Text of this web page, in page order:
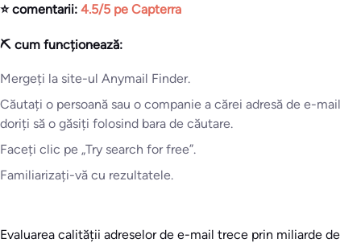
⭐ comentarii: 4.5/5 pe Capterra
⛏️ cum funcționează:
Mergeți la site-ul Anymail Finder.
Căutați o persoană sau o companie a cărei adresă de e-mail
doriți să o găsiți folosind bara de căutare.
Faceți clic pe „Try search for free”.
Familiarizați-vă cu rezultatele.
Evaluarea calității adreselor de e-mail trece prin miliarde de